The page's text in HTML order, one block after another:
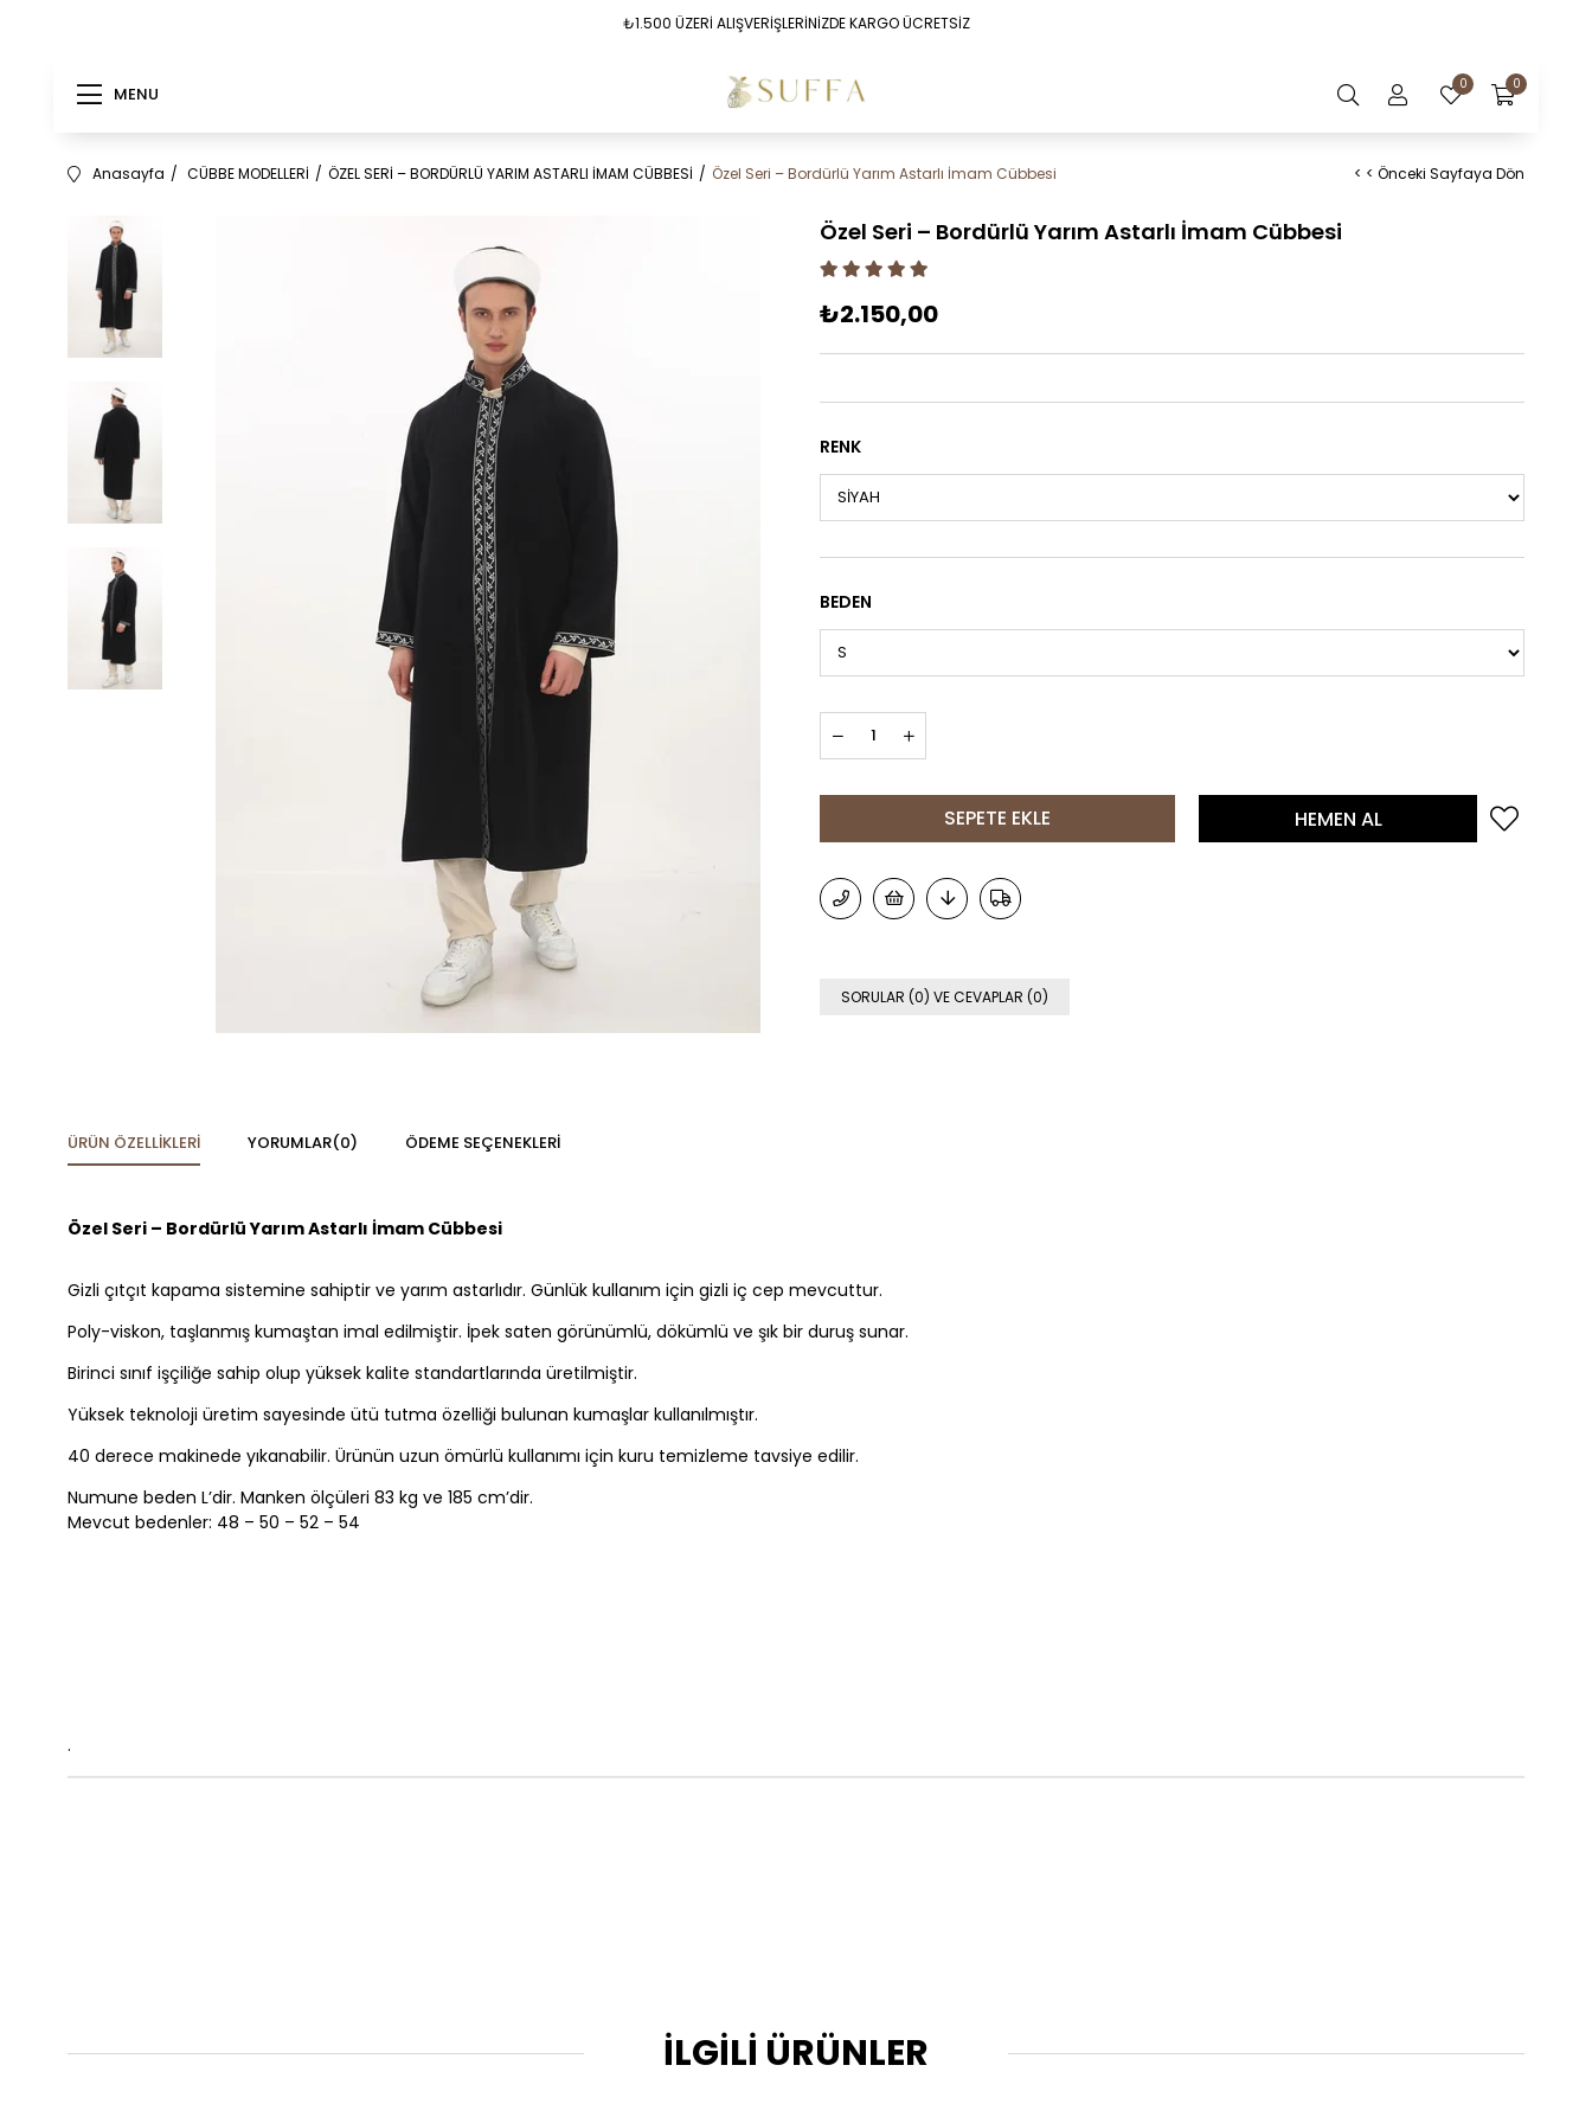
₺1.500 ÜZERİ ALIŞVERİŞLERİNİZDE KARGO ÜCRETSİZ
MENU 0
0
Anasayfa CÜBBE MODELLERİ ÖZEL SERİ – BORDÜRLÜ YARIM ASTARLI İMAM CÜBBESİ Özel Seri – Bordürlü Yarım Astarlı İmam Cübbesi < < Önceki Sayfaya Dön
Özel Seri – Bordürlü Yarım Astarlı İmam Cübbesi
₺2.150,00
RENK
BEDEN
SORULAR (0) VE CEVAPLAR (0)
ÜRÜN ÖZELLIKLERI YORUMLAR(0) ÖDEME SEÇENEKLERI
Özel Seri – Bordürlü Yarım Astarlı İmam Cübbesi
Gizli çıtçıt kapama sistemine sahiptir ve yarım astarlıdır. Günlük kullanım için gizli iç cep mevcuttur.
Poly-viskon, taşlanmış kumaştan imal edilmiştir. İpek saten görünümlü, dökümlü ve şık bir duruş sunar.
Birinci sınıf işçiliğe sahip olup yüksek kalite standartlarında üretilmiştir.
Yüksek teknoloji üretim sayesinde ütü tutma özelliği bulunan kumaşlar kullanılmıştır.
40 derece makinede yıkanabilir. Ürünün uzun ömürlü kullanımı için kuru temizleme tavsiye edilir.
Numune beden L’dir. Manken ölçüleri 83 kg ve 185 cm’dir.
Mevcut bedenler: 48 – 50 – 52 – 54
.
İLGİLİ ÜRÜNLER